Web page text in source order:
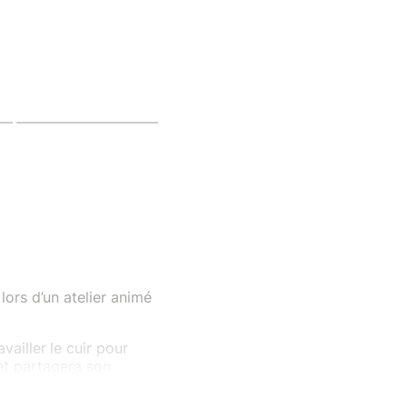
d’un atelier animé
le cuir pour